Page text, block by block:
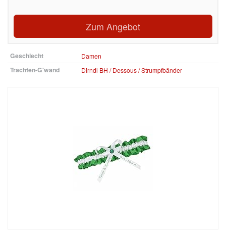
Zum Angebot
Geschlecht Damen
Trachten-G'wand Dirndl BH / Dessous / Strumpfbänder